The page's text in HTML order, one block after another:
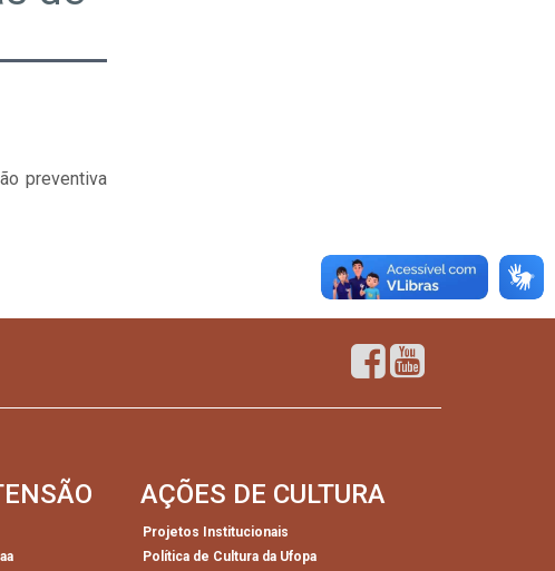
preventiva
AÇÕES DE CULTURA
Projetos Institucionais
Política de Cultura da Ufopa